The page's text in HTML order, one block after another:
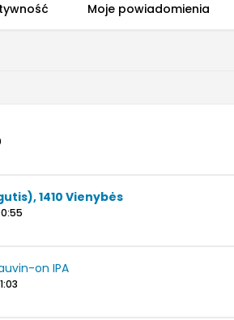
Moje powiadomienia
1410 Vienybės
on IPA